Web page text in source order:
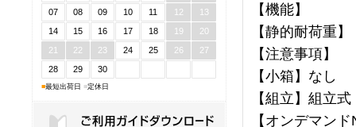
07
08 09 10 11 12
13
14
15 16 17 18 19
20
21
22 23 24 25 26
27
28
29 30
■最短出荷日 ■定休日
【機能】
【静的耐荷重】
【注意事項】
【小箱】なし
【組立】組立式
【オンデマン